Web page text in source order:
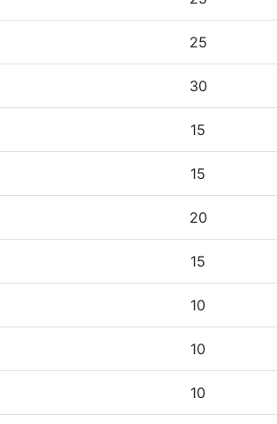
25
30
15
15
20
15
10
10
10